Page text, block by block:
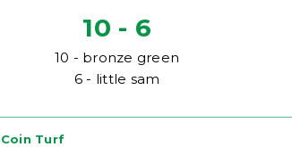
10 - 6
10 - bronze green
6 - little sam
Turf